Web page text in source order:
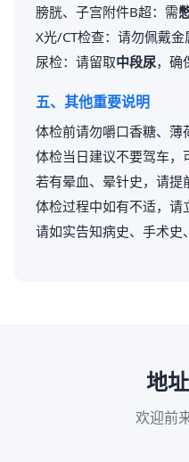
膀胱、子宫附件B超：需
X光/CT检查：请勿佩戴金
尿检：请留取中段尿，确
五、其他重要说明
体检前请勿嚼口香糖、薄
体检当日建议不要驾车，
若有晕血、晕针史，请提
体检过程中如有不适，请
请如实告知病史、手术史
地
欢迎前